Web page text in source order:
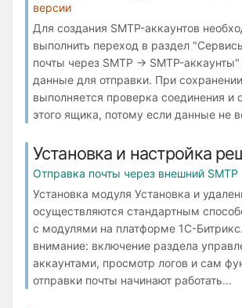
версии
Для создания SMTP-аккаунтов
выполнить переход в раздел
почты через SMTP → SMTP-аккаунты"
данные для отправки. При
выполняется проверка соединения и
этого ящика, потому если данные не
Установка и настройка
Отправка почты через внешний SMTP
Установка модуля Установка и
осуществляются стандартным
с модулями на платформе 1С-
внимание: включение раздела
аккаунтами, просмотр логов и сам
отправки почты начинают работать...